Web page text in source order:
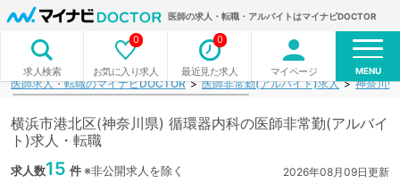
医師の求人・転職・アルバイトはマイナビDOCTOR
求人検索 お気に入り求人
0
最近見た求人
0
マイページ MENU
医師求人・転職のマイナビDOCTOR 医師非常勤(アルバイト)求人 神奈川県
横浜市港北区(神奈川県) 循環器内科の医師非常勤(アルバイ
ト)求人・転職
求人数15 件※非公開求人を除く 2026年08月09日更新